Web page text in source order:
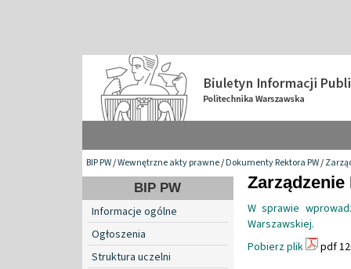
BIP PW/Wewnętrzne akty prawne/Dokumenty Rektora PW/
BIP PW
Informacje ogólne
Ogłoszenia
Struktura uczelni
Zarządzenie
W sprawie
Warszawskiej.
Pobierz plik
pdf